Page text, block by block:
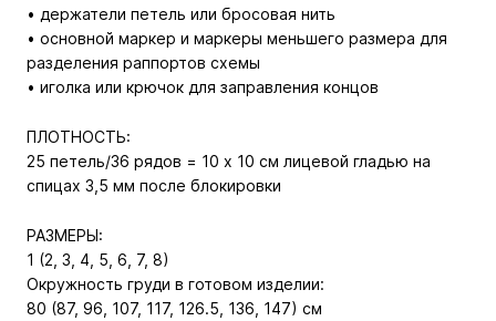
• держатели петель или бросовая нить
• основной маркер и маркеры меньшего размера для
разделения раппортов схемы
• иголка или крючок для заправления концов
ПЛОТНОСТЬ:
25 петель/36 рядов = 10 х 10 см лицевой гладью на
спицах 3,5 мм после блокировки
РАЗМЕРЫ:
1 (2, 3, 4, 5, 6, 7, 8)
Окружность груди в готовом изделии:
80 (87, 96, 107, 117, 126.5, 136, 147) см